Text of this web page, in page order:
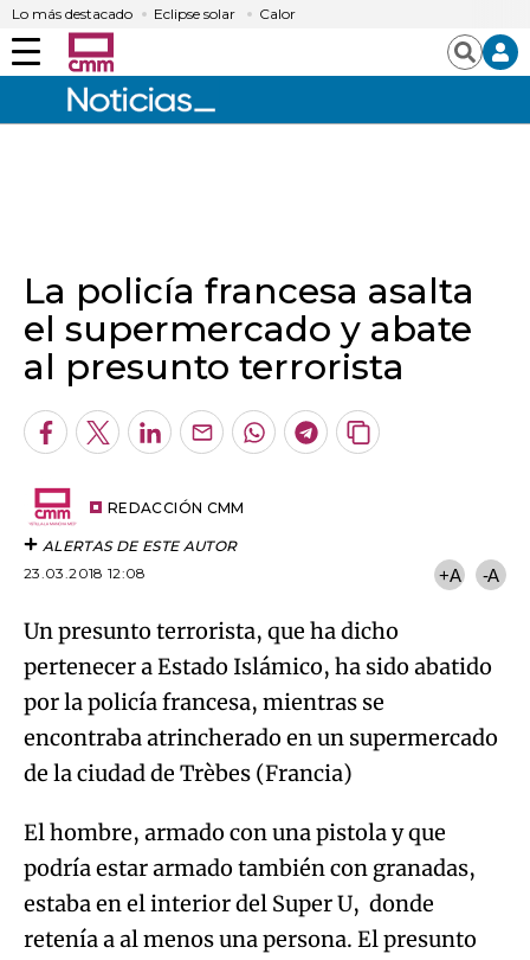
Lo más destacado Eclipse solar Calor
Menú Buscar
La policía francesa asalta
el supermercado y abate
al presunto terrorista
Facebook
TwitterLinkedInEnviarWhatsapp
Telegram
Copiar
REDACCIÓN CMM
ALERTAS DE ESTE AUTOR
23.03.2018 12:08
+A -A
Un presunto terrorista, que ha dicho
pertenecer a Estado Islámico, ha sido abatido
por la policía francesa, mientras se
encontraba atrincherado en un supermercado
de la ciudad de Trèbes (Francia)
El hombre, armado con una pistola y que
podría estar armado también con granadas,
estaba en el interior del Super U, donde
retenía a al menos una persona. El presunto